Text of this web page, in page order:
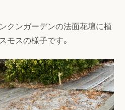
クンガーデンの法面花壇に植
モスの様子です。